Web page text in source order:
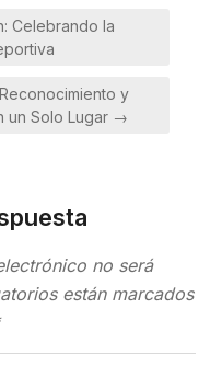
Celebrando la
y
un Solo Lugar →
no será
están marcados